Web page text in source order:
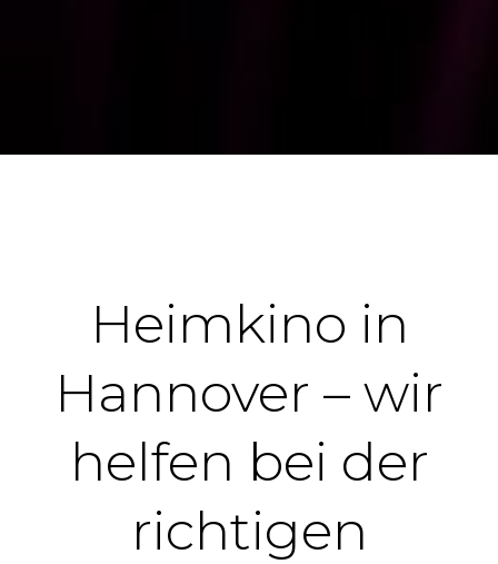
Heimkino in
Hannover – wir
helfen bei der
richtigen